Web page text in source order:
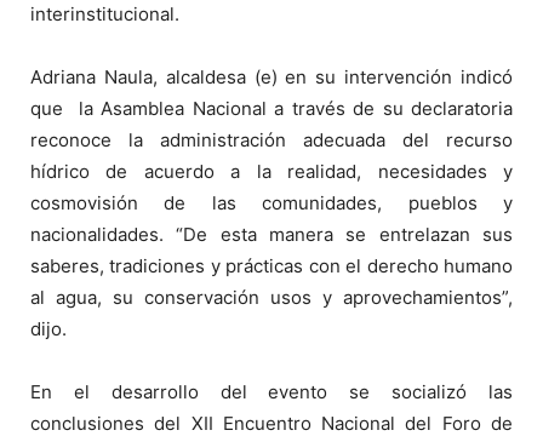
interinstitucional.
Adriana Naula, alcaldesa (e) en su intervención indicó
que la Asamblea Nacional a través de su declaratoria
reconoce la administración adecuada del recurso
hídrico de acuerdo a la realidad, necesidades y
cosmovisión de las comunidades, pueblos y
nacionalidades. “De esta manera se entrelazan sus
saberes, tradiciones y prácticas con el derecho humano
al agua, su conservación usos y aprovechamientos”,
dijo.
En el desarrollo del evento se socializó las
conclusiones del XII Encuentro Nacional del Foro de